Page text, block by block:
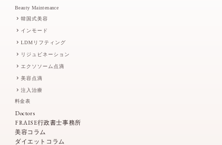
Beauty Maintenance
韓国式美容
インモード
LDMリフティング
リジュビネーション
エクソソーム点滴
美容点滴
注入治療
料金表
Doctors
FRAISE行政書士事務所
美容コラム
ダイエットコラム